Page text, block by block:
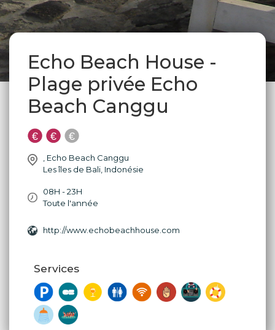
Echo Beach House -
Plage privée Echo
Beach Canggu
Echo Beach Canggu
Les îles de Bali Indonésie
08H - 23H
Toute l'année
http://www.echobeachhouse.com
Services